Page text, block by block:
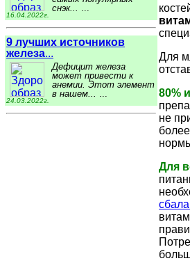
Для
80%
не
Для
16.04.2022г.
снэк... ...
9 лучших источников
железа...
24.03.2022г.
Дефицит железа
может привести к
анемии. Этот элемент
в нашем... ...